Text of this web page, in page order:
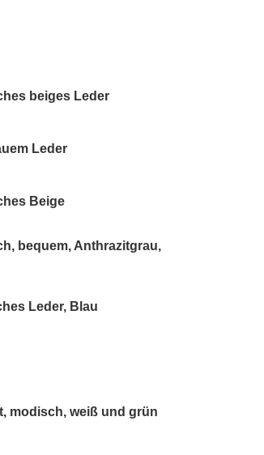
beiges Leder
Leder
Beige
bequem, Anthrazitgrau,
Leder, Blau
modisch, weiß und grün